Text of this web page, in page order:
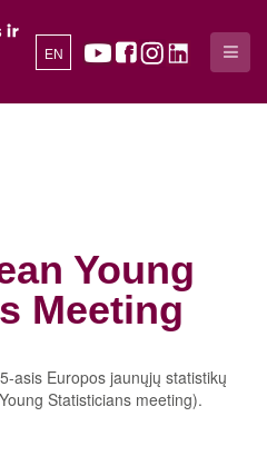
EN
Young
Meeting
asis Europos jaunųjų statistikų
Statisticians meeting).